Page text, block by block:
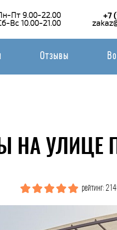
Пт 9.00-22.00
Вс 10.00-21.00
+7
Отзывы
НА УЛИЦЕ
рейтинг: